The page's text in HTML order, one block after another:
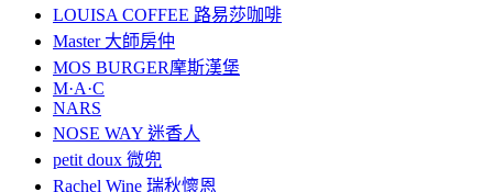
LOUISA COFFEE 路易莎咖啡
Master 大師房仲
MOS BURGER摩斯漢堡
M·A·C
NARS
NOSE WAY 迷香人
petit doux 微兜
Rachel Wine 瑞秋懷恩